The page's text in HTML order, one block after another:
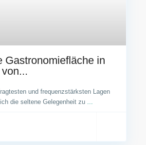
Gastronomiefläche in
und frequenzstärksten Lagen
die seltene Gelegenheit zu ...